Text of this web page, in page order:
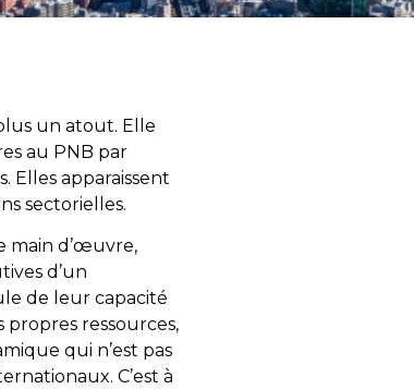
un atout. Elle
au PNB par
Elles apparaissent
sectorielles.
main d’œuvre,
d’un
de leur capacité
ressources,
qui n’est pas
C’est à